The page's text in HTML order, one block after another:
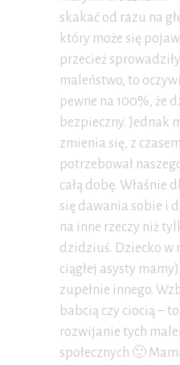
skakać od razu na
który może się
przecież
maleństwo, to
pewne na 100%, że
bezpieczny. Jednak
zmienia się, z
potrzebował
całą dobę. Właśnie
się dawania sobie i
na inne rzeczy niż
dzidziuś. Dziecko w
ciągłej asysty
zupełnie innego.
babcią czy ciocią –
rozwijanie tych
społecznych 🙂